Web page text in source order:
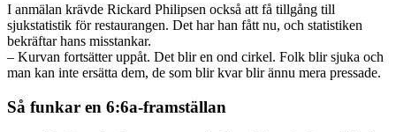
I anmälan krävde Rickard Philipsen också att få tillgång till
sjukstatistik för restaurangen. Det har han fått nu, och statistiken
bekräftar hans misstankar.
– Kurvan fortsätter uppåt. Det blir en ond cirkel. Folk blir sjuka och
man kan inte ersätta dem, de som blir kvar blir ännu mera pressade.
Så funkar en 6:6a-framställan